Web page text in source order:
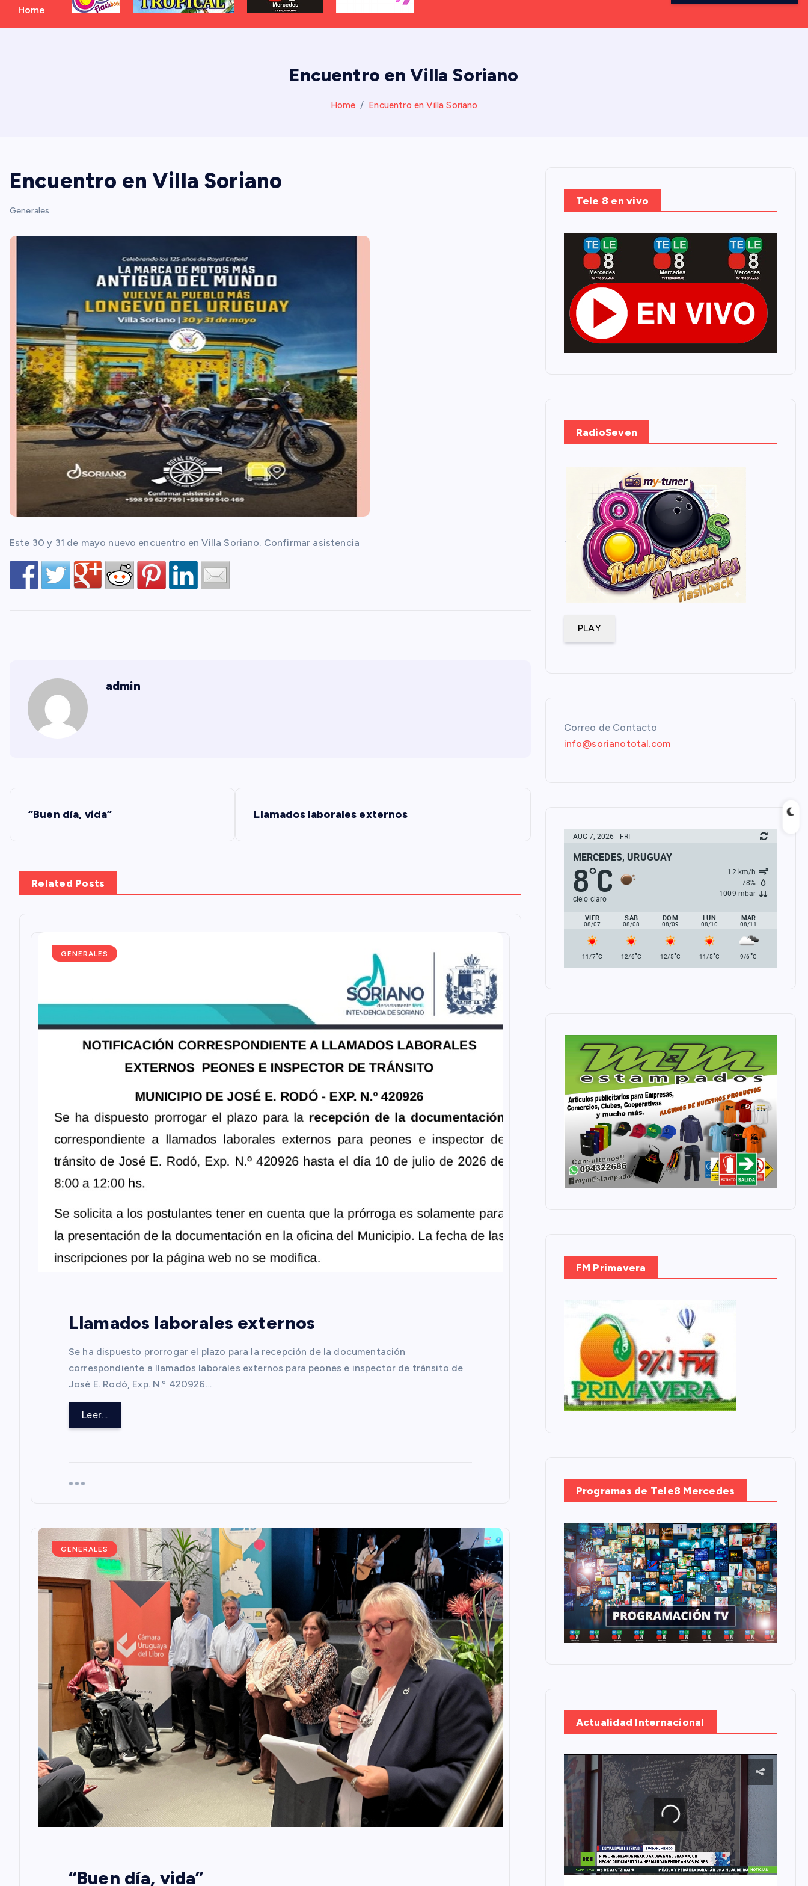
Home
Encuentro en Villa Soriano
Home Encuentro en Villa Soriano
Encuentro en Villa Soriano
Generales
Este 30 y 31 de mayo nuevo encuentro en Villa Soriano. Confirmar asistencia
admin
N
v
e
“Buen día, vida” Llamados laborales externos
Related Posts
GENERALES
Llamados laborales externos
Se ha dispuesto prorrogar el plazo para la recepción de la documentación
correspondiente a llamados laborales externos para peones e inspector de tránsito de
José E. Rodó, Exp. N.º 420926…
Leer...
GENERALES
“Buen día, vida”
Tele 8 en vivo
RadioSeven
.
PLAY
Correo de Contacto
info@sorianototal.com
AUG 7, 2026 - FRI
MERCEDES, URUGUAY
8°C
cielo claro
12 km/h
78%
1009 mbar
VIER
08/07
SAB
08/08
DOM
08/09
LUN
08/10
MAR
08/11
11/7°C 12/6°C 12/5°C 11/5°C 9/6°C
FM Primavera
Programas de Tele8 Mercedes
Actualidad Internacional